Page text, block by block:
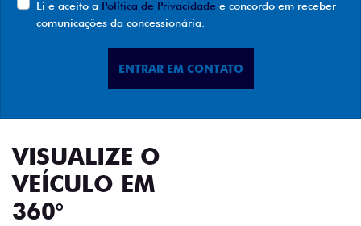
Li e aceito a Política de Privacidade e concordo em receber
comunicações da concessionária.
ENTRAR EM CONTATO
VISUALIZE O
VEÍCULO EM
360°